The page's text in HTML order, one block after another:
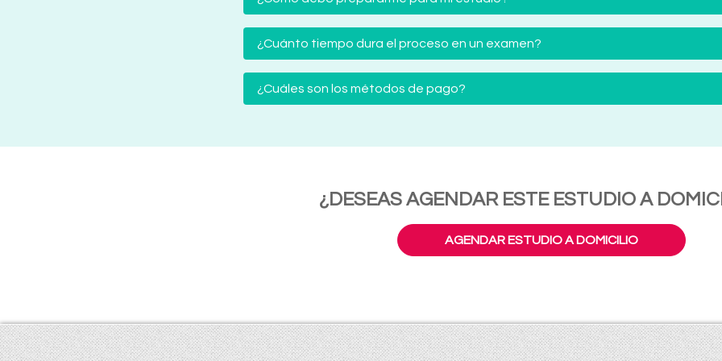
¿Cuánto tiempo dura el proceso en un examen?
¿Cuáles son los métodos de pago?
¿DESEAS AGENDAR ESTE ESTUDIO A
AGENDAR ESTUDIO A DOMICILIO